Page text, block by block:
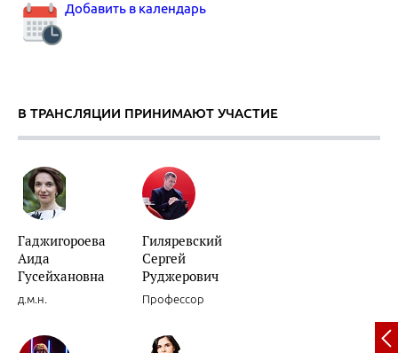
Вариабельность артериального давления.
Добавить в календарь
В ТРАНСЛЯЦИИ ПРИНИМАЮТ УЧАСТИЕ
Гаджигороева
Аида
Гусейхановна
д.м.н.
Гиляревский
Сергей
Руджерович
Профессор